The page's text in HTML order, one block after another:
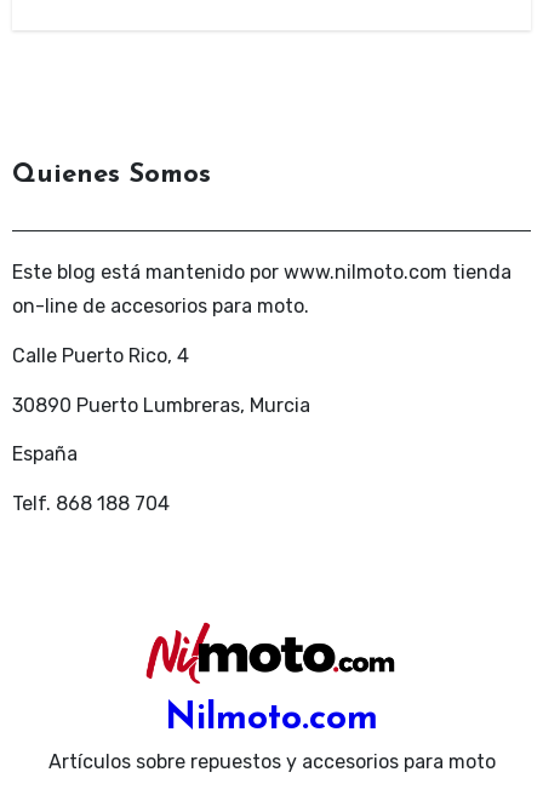
Quienes Somos
Este blog está mantenido por www.nilmoto.com tienda
on-line de accesorios para moto.
Calle Puerto Rico, 4
30890 Puerto Lumbreras, Murcia
España
Telf. 868 188 704
Nilmoto.com
Artículos sobre repuestos y accesorios para moto